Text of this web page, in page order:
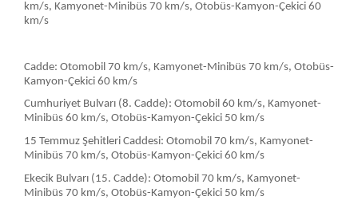
km/s, Kamyonet-Minibüs 70 km/s, Otobüs-Kamyon-Çekici 60
km/s
Cadde: Otomobil 70 km/s, Kamyonet-Minibüs 70 km/s, Otobüs-
Kamyon-Çekici 60 km/s
Cumhuriyet Bulvarı (8. Cadde): Otomobil 60 km/s, Kamyonet-
Minibüs 60 km/s, Otobüs-Kamyon-Çekici 50 km/s
15 Temmuz Şehitleri Caddesi: Otomobil 70 km/s, Kamyonet-
Minibüs 70 km/s, Otobüs-Kamyon-Çekici 60 km/s
Ekecik Bulvarı (15. Cadde): Otomobil 70 km/s, Kamyonet-
Minibüs 70 km/s, Otobüs-Kamyon-Çekici 50 km/s